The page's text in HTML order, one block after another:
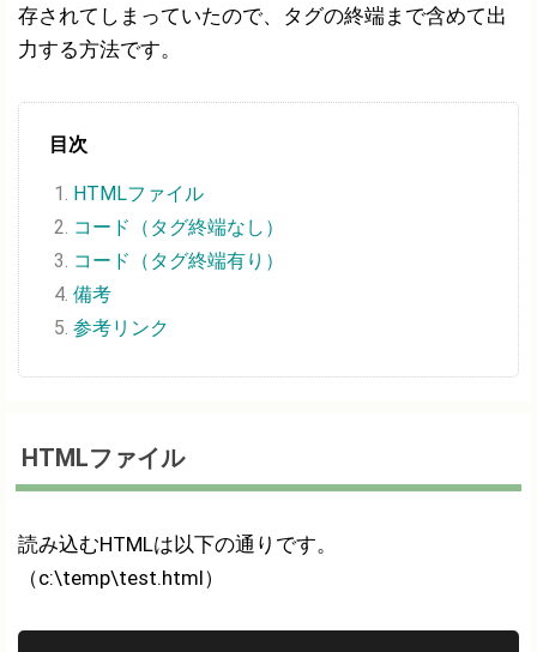
存されてしまっていたので、タグの終端まで含めて出
力する方法です。
目次
HTMLファイル
コード（タグ終端なし）
コード（タグ終端有り）
備考
参考リンク
HTMLファイル
読み込むHTMLは以下の通りです。
（c:\temp\test.html）